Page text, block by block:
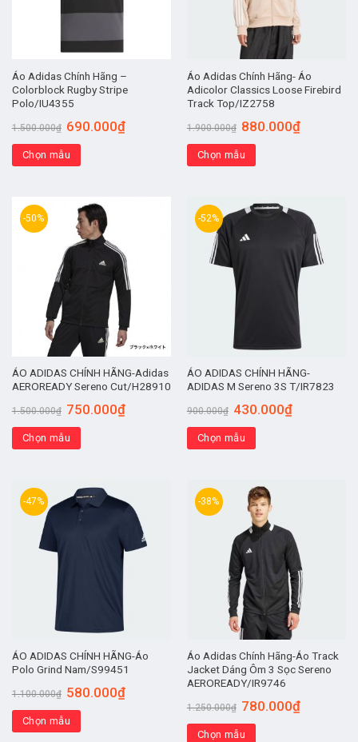
Áo Adidas Chính Hãng –
Colorblock Rugby Stripe
Polo/IU4355
1.500.000₫ 690.000₫
Chọn mẫu
Áo Adidas Chính Hãng- Áo
Adicolor Classics Loose Firebird
Track Top/IZ2758
1.900.000₫ 880.000₫
Chọn mẫu
-50%
ÁO ADIDAS CHÍNH HÃNG-Adidas
AEROREADY Sereno Cut/H28910
1.500.000₫ 750.000₫
Chọn mẫu
-52%
ÁO ADIDAS CHÍNH HÃNG-
ADIDAS M Sereno 3S T/IR7823
900.000₫ 430.000₫
Chọn mẫu
-47%
ÁO ADIDAS CHÍNH HÃNG-Áo
Polo Grind Nam/S99451
1.100.000₫ 580.000₫
Chọn mẫu
-38%
Áo Adidas Chính Hãng-Áo Track
Jacket Dáng Ôm 3 Sọc Sereno
AEROREADY/IR9746
1.250.000₫ 780.000₫
Chọn mẫu